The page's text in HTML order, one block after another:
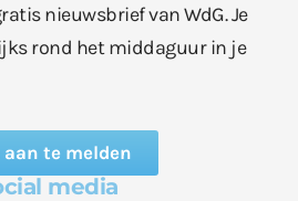
nieuwsbrief van WdG. Je
rond het middaguur in je
te melden
media